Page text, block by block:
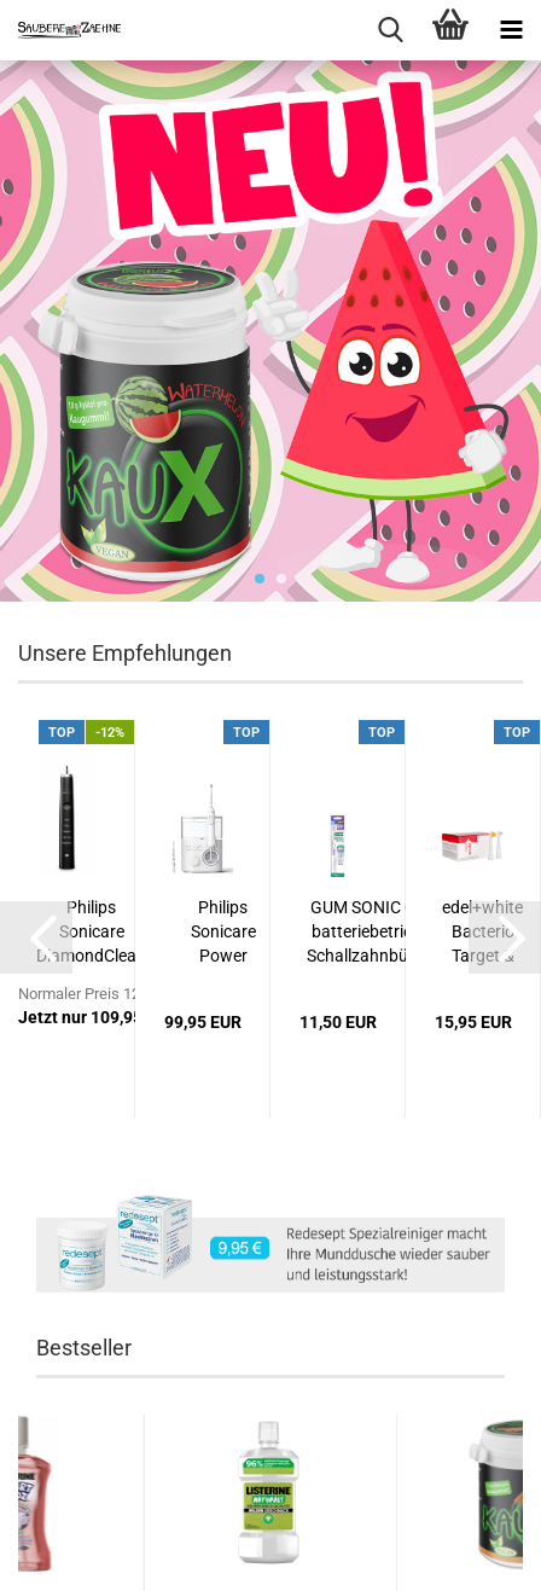
Unsere Empfehlungen
TOP -12%
Philips
Sonicare
DiamondClean
BLACK...
Normaler Preis 124,95 EUR
Jetzt nur 109,95 EUR
TOP
Philips
Sonicare
Power
99,95 EUR
TOP
GUM SONIC Ortho
batteriebetriebene
Schallzahnbürste...
11,50 EUR
TOP
edel+white
Bacterio
Target &
15,95 EUR
Bestseller